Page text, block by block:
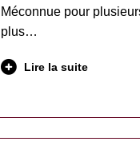
Méconnue pour
plus…
Lire la suite